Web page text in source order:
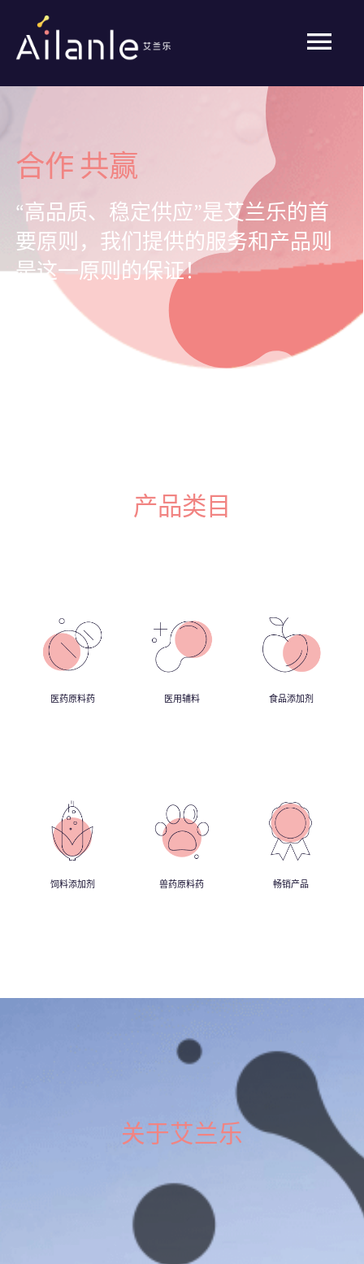
产品
新闻
联系我们
合作共赢
“高品质、稳定供应”是艾兰乐的首
要原则，我们提供的服务和产品则
是这一原则的保证！
产品类目
医药原料药 医用辅料 食品添加剂
饲料添加剂 兽药原料药 畅销产品
关于艾兰乐